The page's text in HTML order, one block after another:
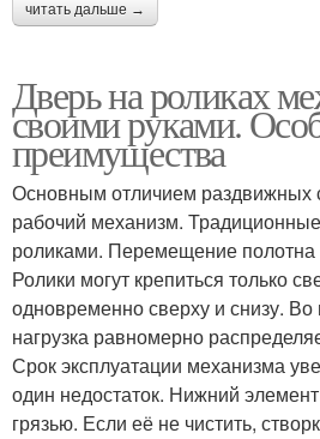
читать дальше →
Дверь на роликах
своими руками.
преимущества
Основным отличием раздвижных
рабочий механизм.
роликами. Перемещение полотна
Ролики могут крепиться только
одновременно сверху и снизу. Во
нагрузка равномерно
Срок эксплуатации механизма
один недостаток. Нижний
грязью. Если её не чистить,